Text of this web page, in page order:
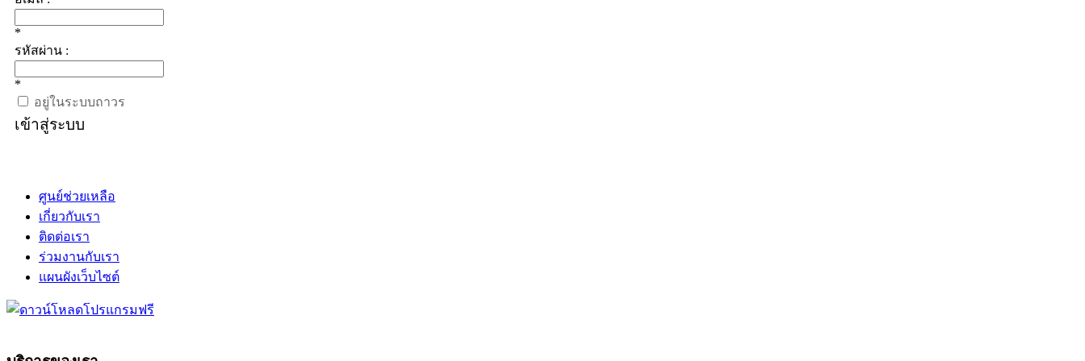
*
รหัสผ่าน :
*
อยู่ในระบบถาวร
เข้าสู่ระบบ
ศูนย์ช่วยเหลือ
เกี่ยวกับเรา
ติดต่อเรา
ร่วมงานกับเรา
แผนผังเว็บไซต์